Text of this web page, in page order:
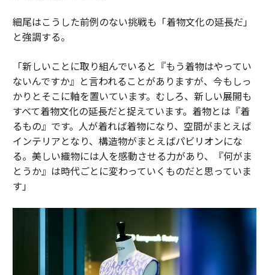
細尾はこうした前例のない挑戦も「着物文化の延長だ」
と強調する。
「新しいことに取り組んでいると『もう着物はやってい
ないんですか』と言われることがありますが、今もしっ
かりとそこに軸を置いています。むしろ、新しい展開も
すべて着物文化の延長だと捉えています。着物とは『着
るもの』です。人が着れば着物になり、空間がまとえば
インテリアとなり、構造物がまとえばパビリオンにな
る。美しい織物には人を感動させる力があり、『何がま
とうか』は時代ごとに変わっていくものだと思っていま
す」